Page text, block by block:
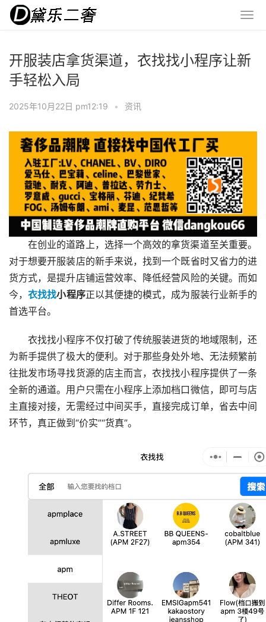
开服装店拿货渠道，衣找找小程序让新
手轻松入局
2025年10月22日 pm12:19 • 资讯
在创业的道路上，选择一个高效的拿货渠道至关重要。
对于想要开服装店的新手来说，找到一个既省时又省力的进
货方式，是提升店铺运营效率、降低经营风险的关键。而如
今，衣找找小程序正以其便捷的模式，成为服装行业新手的
首选平台。
衣找找小程序不仅打破了传统服装进货的地域限制，还
为新手提供了极大的便利。对于那些身处外地、无法频繁前
往批发市场寻找货源的店主而言，衣找找小程序提供了一条
全新的通道。用户只需在小程序上添加档口微信，即可与店
主直接对接，无需经过中间买手，直接完成订单，省去中间
环节，真正做到“价实”“货真”。